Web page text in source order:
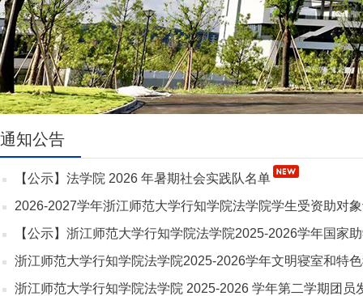
通知公告
【公示】法学院 2026 年暑期社会实践队名单
2026-2027学年浙江师范大学行知学院法学院学生受资助对
【公示】浙江师范大学行知学院法学院2025-2026学年国家
浙江师范大学行知学院法学院2025-2026学年文明寝室和特
浙江师范大学行知学院法学院 2025-2026 学年第二学期团员